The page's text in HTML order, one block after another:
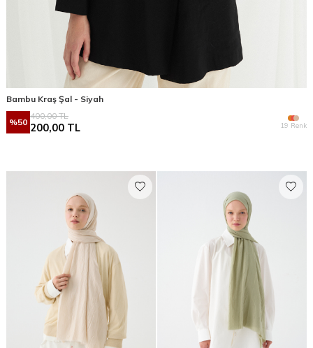
Bambu Kraş Şal - Siyah
%50
400,00TL
200,00 TL 19 Renk